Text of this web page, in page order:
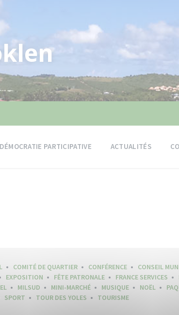
DÉMOCRATIE PARTICIPATIVE ACTUALITÉS
COMITÉ DE QUARTIER CONFÉRENCE CONSEIL
EXPOSITION FÊTE PATRONALE FRANCE SERVICES
MILSUD MINI-MARCHÉ MUSIQUE NOËL
SPORT TOUR DES YOLES TOURISME